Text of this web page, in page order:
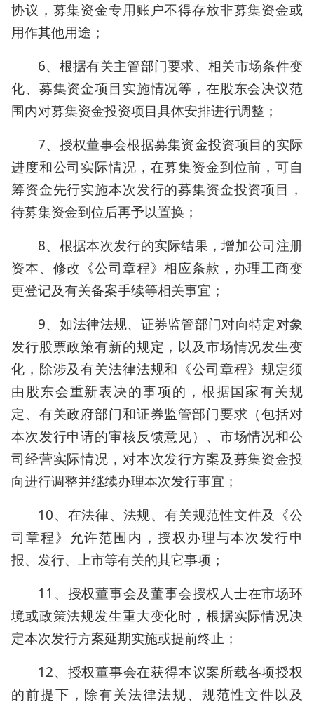
协议，募集资金专用账户不得存放非募集资金或
用作其他用途；
6、根据有关主管部门要求、相关市场条件变
化、募集资金项目实施情况等，在股东会决议范
围内对募集资金投资项目具体安排进行调整；
7、授权董事会根据募集资金投资项目的实际
进度和公司实际情况，在募集资金到位前，可自
筹资金先行实施本次发行的募集资金投资项目，
待募集资金到位后再予以置换；
8、根据本次发行的实际结果，增加公司注册
资本、修改《公司章程》相应条款，办理工商变
更登记及有关备案手续等相关事宜；
9、如法律法规、证券监管部门对向特定对象
发行股票政策有新的规定，以及市场情况发生变
化，除涉及有关法律法规和《公司章程》规定须
由股东会重新表决的事项的，根据国家有关规
定、有关政府部门和证券监管部门要求（包括对
本次发行申请的审核反馈意见）、市场情况和公
司经营实际情况，对本次发行方案及募集资金投
向进行调整并继续办理本次发行事宜；
10、在法律、法规、有关规范性文件及《公
司章程》允许范围内，授权办理与本次发行申
报、发行、上市等有关的其它事项；
11、授权董事会及董事会授权人士在市场环
境或政策法规发生重大变化时，根据实际情况决
定本次发行方案延期实施或提前终止；
12、授权董事会在获得本议案所载各项授权
的前提下，除有关法律法规、规范性文件以及